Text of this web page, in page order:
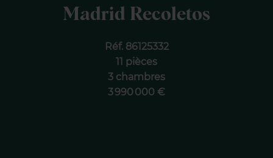
Madrid Recoletos
Réf. 86125332
11 pièces
3 chambres
3 990 000 €